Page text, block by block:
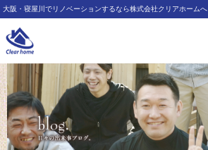
大阪・寝屋川でリノベーションするなら株式会社クリアホームへ